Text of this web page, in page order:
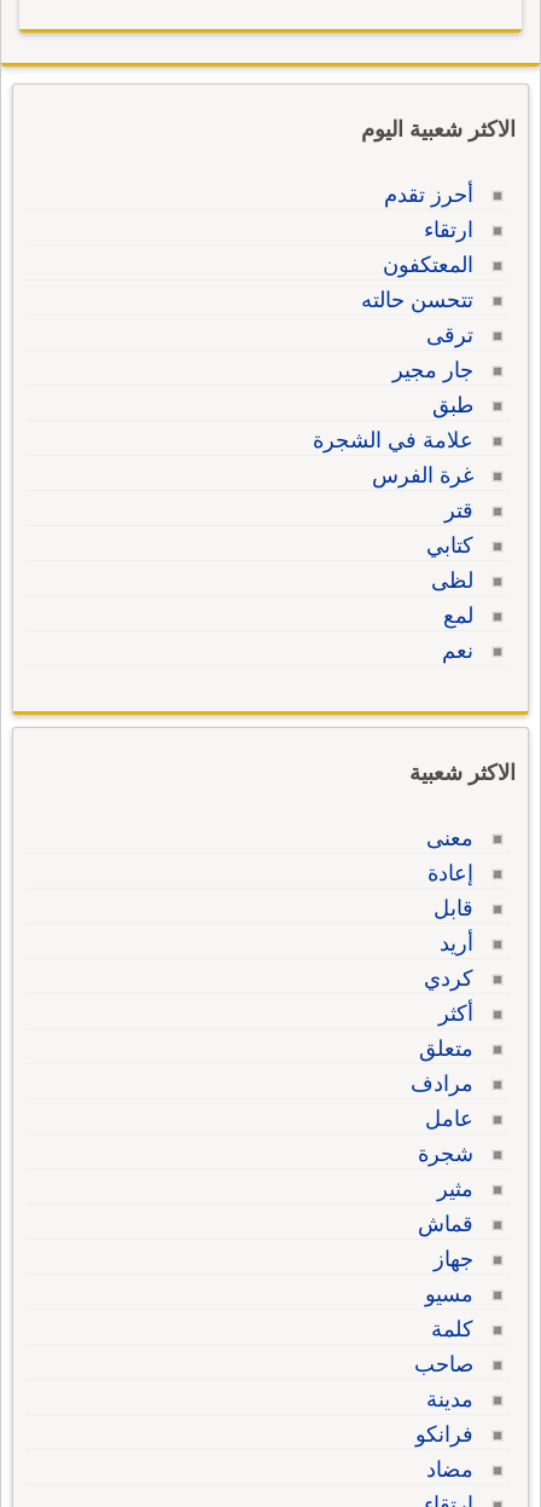
الاكثر شعبية اليوم
أحرز تقدم
ارتقاء
المعتكفون
تتحسن حالته
ترقى
جار مجير
طبق
علامة في الشجرة
غرة الفرس
قتر
كتابي
لظى
لمع
نعم
الاكثر شعبية
معنى
إعادة
قابل
أريد
كردي
أكثر
متعلق
مرادف
عامل
شجرة
مثير
قماش
جهاز
مسيو
كلمة
صاحب
مدينة
فرانكو
مضاد